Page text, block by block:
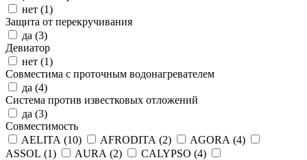
нет (1)
Защита от перекручивания
да (3)
Девиатор
нет (1)
Совместима с проточным водонагревателем
да (4)
Система против известковых отложений
да (3)
Совместимость
AELITA (10) AFRODITA (2) AGORA (4)
ASSOL (1) AURA (2) CALYPSO (4)